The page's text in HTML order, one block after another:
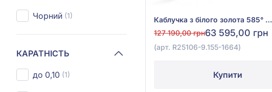
Чорний (1)
КАРАТНІСТЬ
до 0,10 (1)
Каблучка з білого золота 585° з діамантом 0,44ct, арт. R25106-9.155-1664
127 190,00 грн63 595,00 грн
(арт. R25106-9.155-1664)
Купити